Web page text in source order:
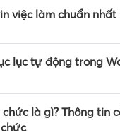
việc làm chuẩn nhất
lục tự động trong
là gì? Thông tin